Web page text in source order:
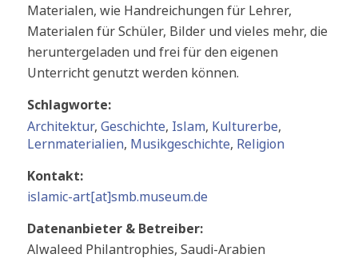
Materialen, wie Handreichungen für Lehrer,
Materialen für Schüler, Bilder und vieles mehr, die
heruntergeladen und frei für den eigenen
Unterricht genutzt werden können.
Schlagworte:
Architektur, Geschichte, Islam, Kulturerbe,
Lernmaterialien, Musikgeschichte, Religion
Kontakt:
islamic-art[at]smb.museum.de
Datenanbieter & Betreiber:
Alwaleed Philantrophies, Saudi-Arabien